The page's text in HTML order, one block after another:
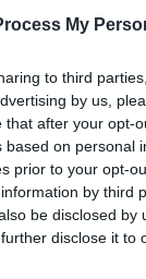
My
to third
by us,
after your opt-
on personal
prior to your opt-
by third
be disclosed by
disclose it to